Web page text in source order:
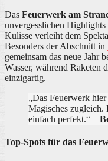
Das Feuerwerk am
unvergesslichen Highlights
Kulisse verleiht dem
Besonders der Abschnitt in
gemeinsam das neue Jahr
Wasser, während Raketen
einzigartig.
„Das Feuerwerk
Magisches zugleich.
einfach perfekt.“ –
Top-Spots für das